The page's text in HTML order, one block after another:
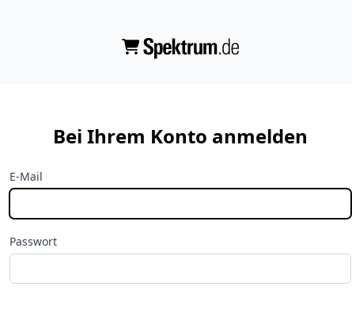
Bei Ihrem Konto anmelden
E-Mail
Passwort